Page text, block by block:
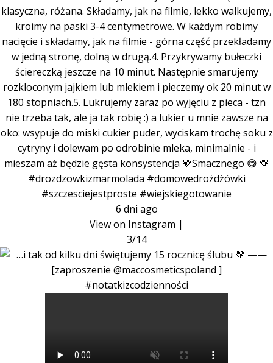
klasyczna, różana. Składamy, jak na filmie, lekko walkujemy,
kroimy na paski 3-4 centymetrowe. W każdym robimy
nacięcie i składamy, jak na filmie - górna część przekładamy
w jedną stronę, dolną w drugą.4. Przykrywamy bułeczki
ściereczką jeszcze na 10 minut. Następnie smarujemy
rozkloconym jajkiem lub mlekiem i pieczemy ok 20 minut w
180 stopniach.5. Lukrujemy zaraz po wyjęciu z pieca - tzn
nie trzeba tak, ale ja tak robię :) a lukier u mnie zawsze na
oko: wsypuje do miski cukier puder, wyciskam trochę soku z
cytryny i dolewam po odrobinie mleka, minimalnie - i
mieszam aż będzie gęsta konsystencja 🤎Smacznego 😋 🤎
#drozdzowkizmarmolada #domowedrożdżówki
#szczesciejestproste #wiejskiegotowanie
6 dni ago
View on Instagram |
3/14